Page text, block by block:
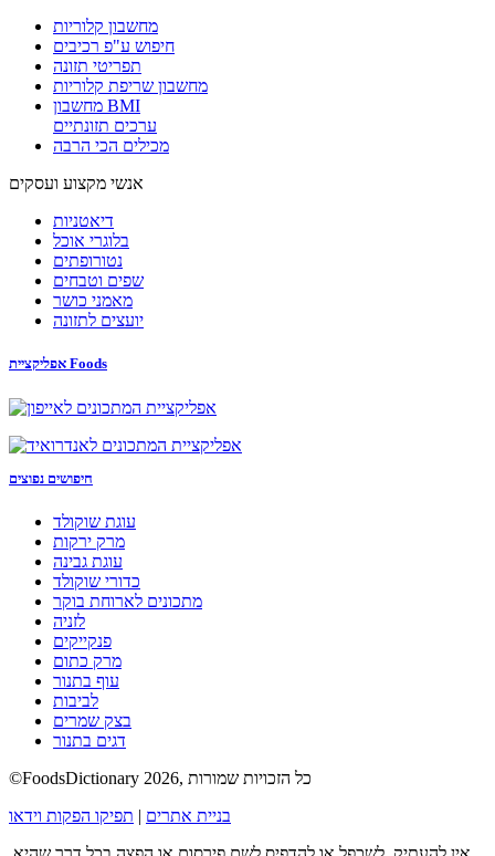
מחשבון קלוריות
חיפוש ע"פ רכיבים
תפריטי תזונה
מחשבון שריפת קלוריות
מחשבון BMI
ערכים תזונתיים
מכילים הכי הרבה
אנשי מקצוע ועסקים
דיאטניות
בלוגרי אוכל
נטורופתים
שפים וטבחים
מאמני כושר
יועצים לתזונה
אפליקציית Foods
חיפושים נפוצים
עוגת שוקולד
מרק ירקות
עוגת גבינה
כדורי שוקולד
מתכונים לארוחת בוקר
לזניה
פנקייקים
מרק כתום
עוף בתנור
לביבות
בצק שמרים
דגים בתנור
©FoodsDictionary 2026, כל הזכויות שמורות
בניית אתרים | תפיקו הפקות וידאו